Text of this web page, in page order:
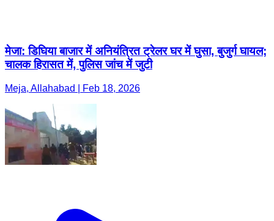
मेजा: डिघिया बाजार में अनियंत्रित ट्रेलर घर में घुसा, बुजुर्ग घायल;
चालक हिरासत में, पुलिस जांच में जुटी
Meja, Allahabad | Feb 18, 2026